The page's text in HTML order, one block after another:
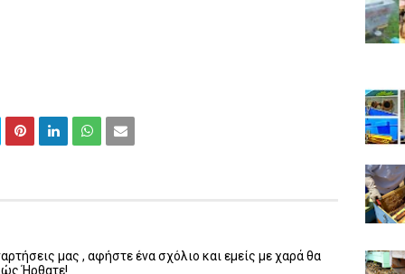
μας , αφήστε ένα σχόλιο και εμείς με χαρά θα
Ήρθατε!